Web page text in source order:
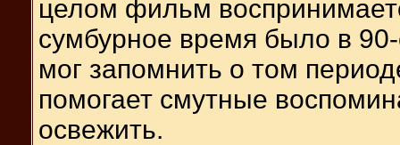
целом фильм
сумбурное время было в
мог запомнить о том
помогает смутные
освежить.